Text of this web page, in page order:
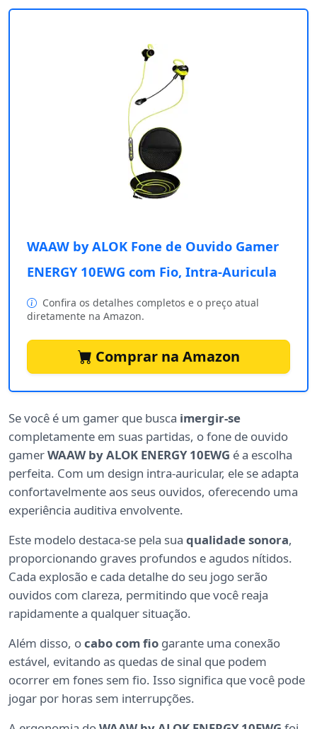
WAAW by ALOK Fone de Ouvido Gamer
ENERGY 10EWG com Fio, Intra-Auricula
Confira os detalhes completos e o preço atual
diretamente na Amazon.
Comprar na Amazon
Se você é um gamer que busca imergir-se
completamente em suas partidas, o fone de ouvido
gamerWAAW by ALOK ENERGY 10EWG é a escolha
perfeita. Com um design intra-auricular, ele se adapta
confortavelmente aos seus ouvidos, oferecendo uma
experiência auditiva envolvente.
Este modelo destaca-se pela sua qualidade sonora,
proporcionando graves profundos e agudos nítidos.
Cada explosão e cada detalhe do seu jogo serão
ouvidos com clareza, permitindo que você reaja
rapidamente a qualquer situação.
Além disso, ocabo com fio garante uma conexão
estável, evitando as quedas de sinal que podem
ocorrer em fones sem fio. Isso significa que você pode
jogar por horas sem interrupções.